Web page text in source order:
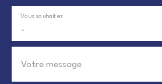
-
Vous souhaitez
Votre message